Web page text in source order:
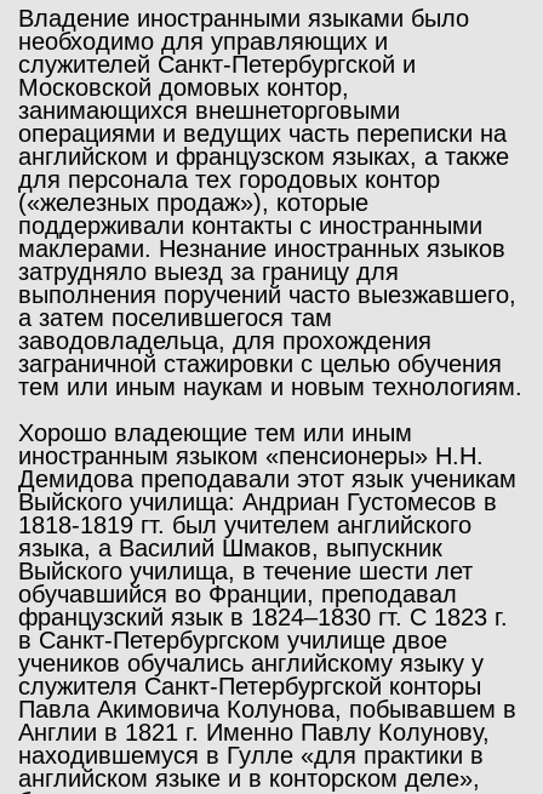
Владение иностранными языками было
необходимо для управляющих и
служителей Санкт-Петербургской и
Московской домовых контор,
занимающихся внешнеторговыми
операциями и ведущих часть переписки на
английском и французском языках, а также
для персонала тех городовых контор
(«железных продаж»), которые
поддерживали контакты с иностранными
маклерами. Незнание иностранных языков
затрудняло выезд за границу для
выполнения поручений часто выезжавшего,
а затем поселившегося там
заводовладельца, для прохождения
заграничной стажировки с целью обучения
тем или иным наукам и новым технологиям.
Хорошо владеющие тем или иным
иностранным языком «пенсионеры» Н.Н.
Демидова преподавали этот язык ученикам
Выйского училища: Андриан Густомесов в
1818-1819 гт. был учителем английского
языка, а Василий Шмаков, выпускник
Выйского училища, в течение шести лет
обучавшийся во Франции, преподавал
французский язык в 1824–1830 гт. С 1823 г.
в Санкт-Петербургском училище двое
учеников обучались английскому языку у
служителя Санкт-Петербургской конторы
Павла Акимовича Колунова, побывавшем в
Англии в 1821 г. Именно Павлу Колунову,
находившемуся в Гулле «для практики в
английском языке и в конторском деле»,